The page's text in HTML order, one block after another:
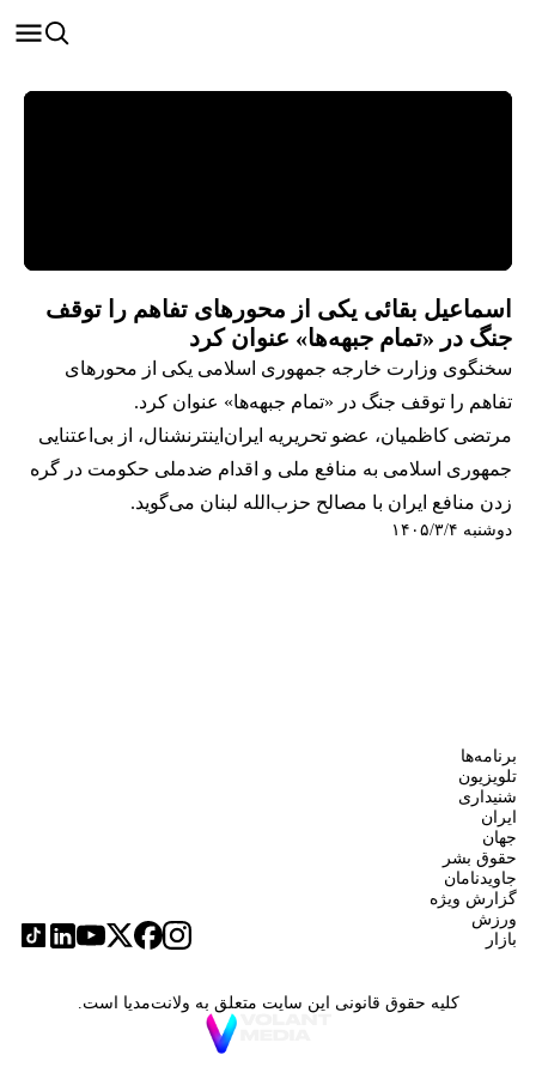
اسماعیل بقائی یکی از محورهای تفاهم را توقف
جنگ در «تمام جبهه‌ها» عنوان کرد
سخنگوی وزارت خارجه جمهوری اسلامی یکی از محورهای
تفاهم را توقف جنگ در «تمام جبهه‌ها» عنوان کرد.
مرتضی کاظمیان، عضو تحریریه ایران‌اینترنشنال، از بی‌اعتنایی
جمهوری اسلامی به منافع ملی و اقدام ضدملی حکومت در گره
زدن منافع ایران با مصالح حزب‌الله لبنان می‌گوید.
دوشنبه ۱۴۰۵/۳/۴
برنامه‌ها
تلویزیون
شنیداری
ایران
جهان
حقوق بشر
جاویدنامان
گزارش ویژه
ورزش
بازار
کلیه حقوق قانونی این سایت متعلق به ولانت‌مدیا است.